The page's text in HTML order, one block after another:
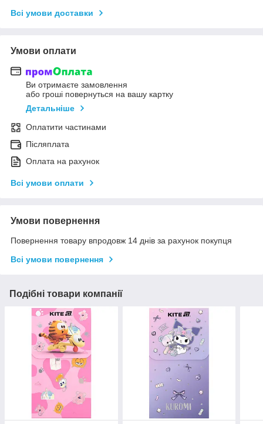
Всі умови доставки
Умови оплати
Ви отримаєте замовлення
або гроші повернуться на вашу картку
Детальніше
Оплатити частинами
Післяплата
Оплата на рахунок
Всі умови оплати
Умови повернення
Повернення товару впродовж 14 днів за рахунок покупця
Всі умови повернення
Подібні товари компанії